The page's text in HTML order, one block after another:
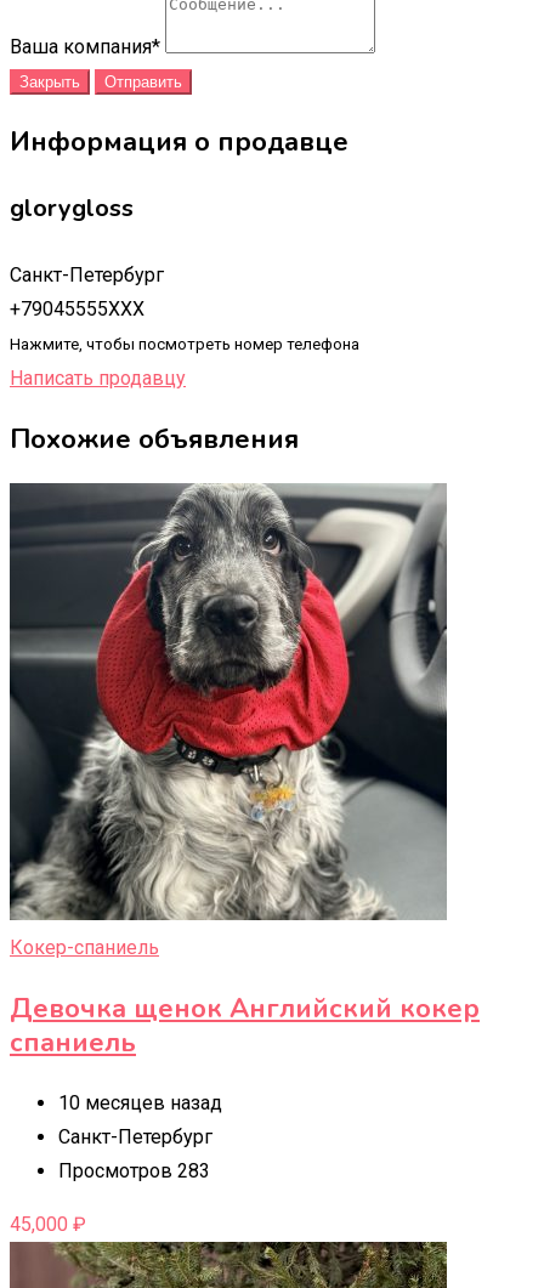
Ваша компания*
Закрыть Отправить
Информация о продавце
glorygloss
Санкт-Петербург
+79045555XXX
Нажмите, чтобы посмотреть номер телефона
Написать продавцу
Похожие объявления
Кокер-спаниель
Девочка щенок Английский кокер
спаниель
10 месяцев назад
Санкт-Петербург
Просмотров 283
45,000 ₽